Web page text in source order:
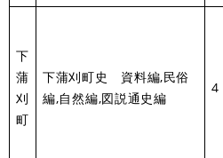
下
蒲
刈
町
下蒲刈町史 資料編,民俗
編,自然編,図説通史編
4